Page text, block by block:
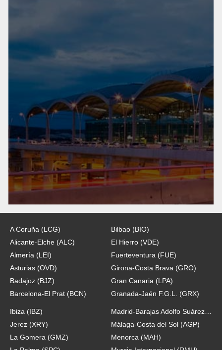
A Coruña (LCG)
Alicante-Elche (ALC)
Almería (LEI)
Asturias (OVD)
Badajoz (BJZ)
Barcelona-El Prat (BCN)
Bilbao (BIO)
El Hierro (VDE)
Fuerteventura (FUE)
Girona-Costa Brava (GRO)
Gran Canaria (LPA)
Granada-Jaén F.G.L. (GRX)
Ibiza (IBZ)
Jerez (XRY)
La Gomera (GMZ)
Málaga-Costa del Sol (AGP)
Menorca (MAH)